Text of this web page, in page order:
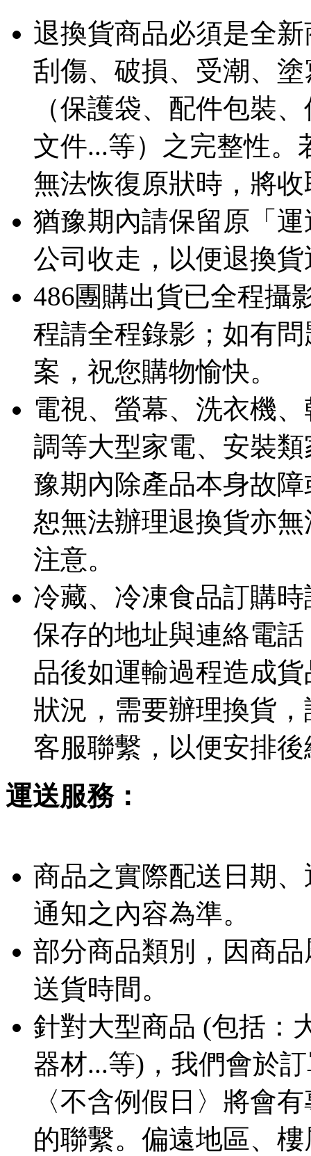
退換貨商品必須是全
刮傷、破損、受潮、
（保護袋、配件包裝
文件...等）之完整性
無法恢復原狀時，將
猶豫期內請保留原「
公司收走，以便退換
486團購出貨已全程攝
程請全程錄影；如有
案，祝您購物愉快。
電視、螢幕、洗衣機
調等大型家電、安裝
豫期內除產品本身故
恕無法辦理退換貨亦
注意。
冷藏、冷凍食品訂購
保存的地址與連絡電
品後如運輸過程造成
狀況，需要辦理換貨
客服聯繫，以便安排
運送服務：
商品之實際配送日期
通知之內容為準。
部分商品類別，因商
送貨時間。
針對大型商品 (包括：
器材...等)，我們會於
〈不含例假日〉將會
的聯繫。偏遠地區、